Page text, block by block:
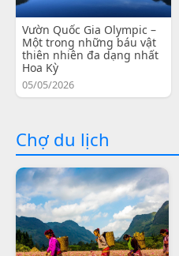
Vườn Quốc Gia Olympic –
Một trong những báu vật
thiên nhiên đa dạng nhất
Hoa Kỳ
05/05/2026
Chợ du lịch